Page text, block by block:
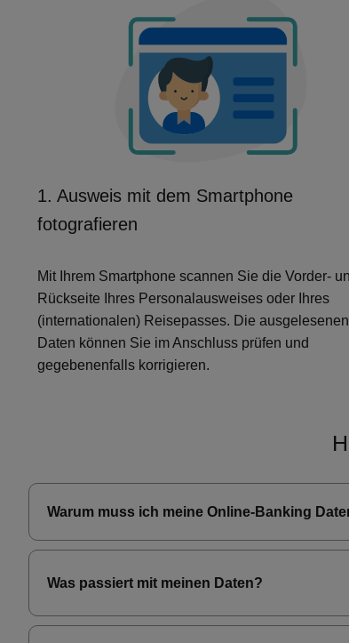
1. Ausweis mit dem Smartphone
fotografieren
Mit Ihrem Smartphone scannen Sie die Vorder-
Rückseite Ihres Personalausweises oder Ihres
(internationalen) Reisepasses. Die ausgelesenen
Daten können Sie im Anschluss prüfen und
gegebenenfalls korrigieren.
Warum muss ich meine Online-Banking
Was passiert mit meinen Daten?